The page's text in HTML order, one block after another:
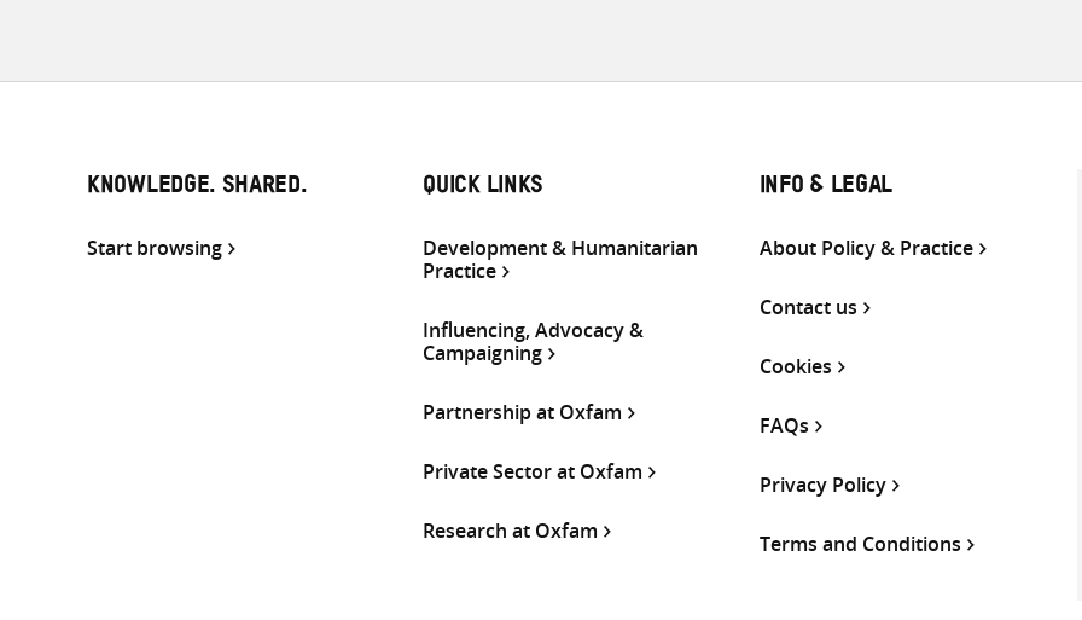
KNOWLEDGE. SHARED.
Start browsing
QUICK LINKS
Development & Humanitarian
Practice
Influencing, Advocacy &
Campaigning
Partnership at Oxfam
Private Sector at Oxfam
Research at Oxfam
INFO & LEGAL
About Policy & Practice
Contact us
Cookies
FAQs
Privacy Policy
Terms and Conditions